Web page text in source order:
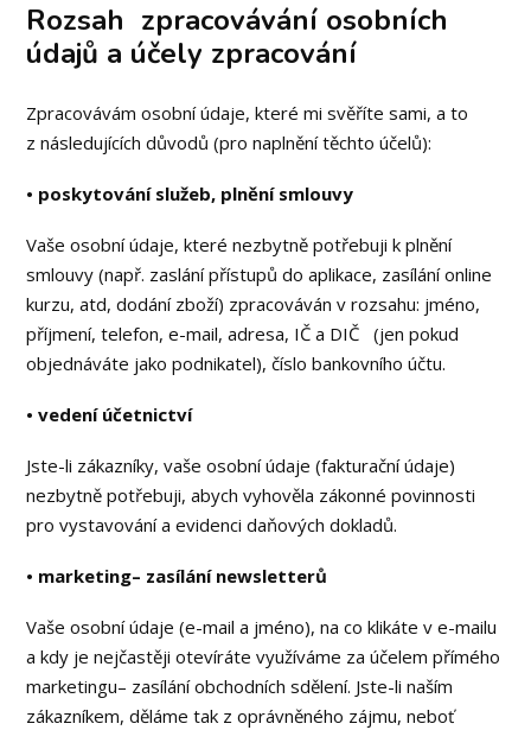
Rozsah zpracovávání osobních
údajů a účely zpracování
Zpracovávám osobní údaje, které mi svěříte sami, a to
z následujících důvodů (pro naplnění těchto účelů):
• poskytování služeb, plnění smlouvy
Vaše osobní údaje, které nezbytně potřebuji k plnění
smlouvy (např. zaslání přístupů do aplikace, zasílání online
kurzu, atd, dodání zboží) zpracováván v rozsahu: jméno,
příjmení, telefon, e-mail, adresa, IČ a DIČ (jen pokud
objednáváte jako podnikatel), číslo bankovního účtu.
• vedení účetnictví
Jste-li zákazníky, vaše osobní údaje (fakturační údaje)
nezbytně potřebuji, abych vyhověla zákonné povinnosti
pro vystavování a evidenci daňových dokladů.
• marketing– zasílání newsletterů
Vaše osobní údaje (e-mail a jméno), na co klikáte v e-mailu
a kdy je nejčastěji otevíráte využíváme za účelem přímého
marketingu– zasílání obchodních sdělení. Jste-li naším
zákazníkem, děláme tak z oprávněného zájmu, neboť